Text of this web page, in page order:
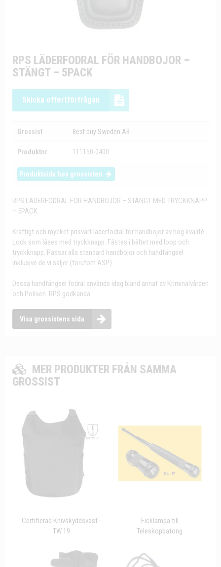
RPS LÄDERFODRAL FÖR HANDBOJOR –
STÄNGT – 5PACK
Skicka offertförfrågan
Grossist Best buy Sweden AB
Produktnr 111150-0400
Produktsida hos grossisten
RPS LÄDERFODRAL FÖR HANDBOJOR – STÄNGT MED TRYCKKNAPP
– 5PACK
Kraftigt och mycket prisvärt läderfodral för handbojor av hög kvalité.
Lock som låses med tryckknapp. Fästes i bältet med loop och
tryckknapp. Passar alla standard handbojor och handfängsel
inklusive de vi säljer (förutom ASP).
Dessa handfängsel fodral används idag bland annat av Kriminalvården
och Polisen. RPS godkända.
Visa grossistens sida
MER PRODUKTER FRÅN SAMMA
GROSSIST
Certifierad Knivskyddsväst -
TW 19
Ficklampa till
Teleskopbatong